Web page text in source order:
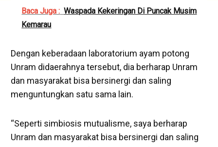
Baca Juga : Waspada Kekeringan Di Puncak Musim
Kemarau
Dengan keberadaan laboratorium ayam potong
Unram didaerahnya tersebut, dia berharap Unram
dan masyarakat bisa bersinergi dan saling
menguntungkan satu sama lain.
“Seperti simbiosis mutualisme, saya berharap
Unram dan masyarakat bisa bersinergi dan saling